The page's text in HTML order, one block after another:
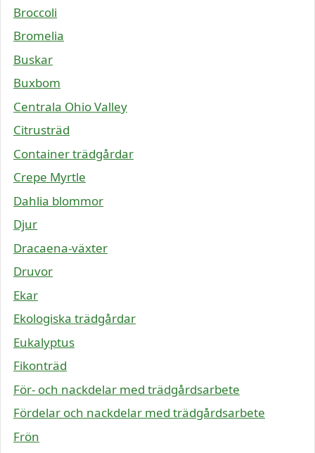
Broccoli
Bromelia
Buskar
Buxbom
Centrala Ohio Valley
Citrusträd
Container trädgårdar
Crepe Myrtle
Dahlia blommor
Djur
Dracaena-växter
Druvor
Ekar
Ekologiska trädgårdar
Eukalyptus
Fikonträd
För- och nackdelar med trädgårdsarbete
Fördelar och nackdelar med trädgårdsarbete
Frön